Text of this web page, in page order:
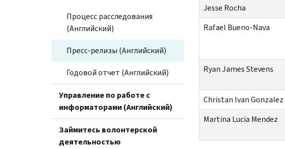
Процесс расследования
(Английский)
Пресс-релизы (Английский)
Годовой отчет (Английский)
Управление по работе с
информаторами (Английский)
Займитесь волонтерской
деятельностью
Jesse Rocha
Rafael Bueno-Nava
Ryan James Stevens
Christan Ivan Gonzalez
Martina Lucia Mendez